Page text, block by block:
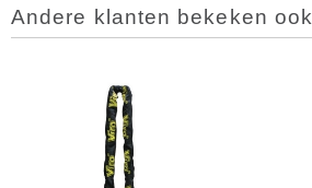
Andere klanten bekeken ook